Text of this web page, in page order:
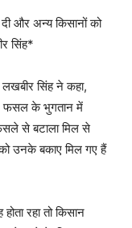
और अन्य किसानों को
सिंह*
सिंह ने कहा,
फसल के भुगतान में
से बटाला मिल से
उनके बकाए मिल गए हैं
रहा तो किसान